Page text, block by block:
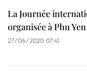
La Journée
organisée à Phu Yen
27/06/2020 07:41